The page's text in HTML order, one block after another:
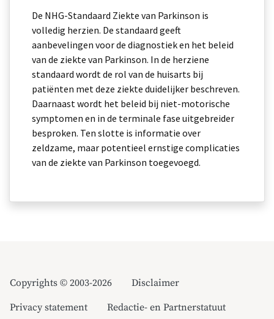
De NHG-Standaard Ziekte van Parkinson is
volledig herzien. De standaard geeft
aanbevelingen voor de diagnostiek en het beleid
van de ziekte van Parkinson. In de herziene
standaard wordt de rol van de huisarts bij
patiënten met deze ziekte duidelijker beschreven.
Daarnaast wordt het beleid bij niet-motorische
symptomen en in de terminale fase uitgebreider
besproken. Ten slotte is informatie over
zeldzame, maar potentieel ernstige complicaties
van de ziekte van Parkinson toegevoegd.
Copyrights © 2003-2026
Disclaimer
Privacy statement
Redactie- en Partnerstatuut